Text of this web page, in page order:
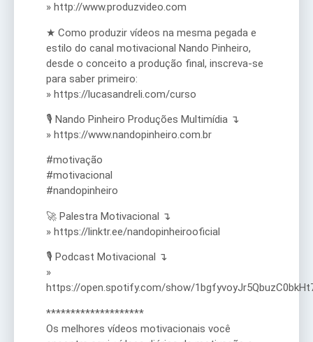
» http://www.produzvideo.com
★ Como produzir vídeos na mesma pegada e
estilo do canal motivacional Nando Pinheiro,
desde o conceito a produção final, inscreva-se
para saber primeiro:
» https://lucasandreli.com/curso
🎙️ Nando Pinheiro Produções Multimídia ↴
» https://www.nandopinheiro.com.br
#motivação
#motivacional
#nandopinheiro
🚀 Palestra Motivacional ↴
» https://linktr.ee/nandopinheirooficial
🎙️ Podcast Motivacional ↴
»
https://open.spotify.com/show/
********************
Os melhores vídeos motivacionais você